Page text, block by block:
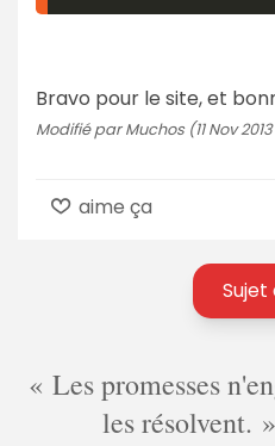
Bravo pour le site, et
Modifié par Muchos (11 Nov
aime ça
Sujet
Les promesses
les résolvent.